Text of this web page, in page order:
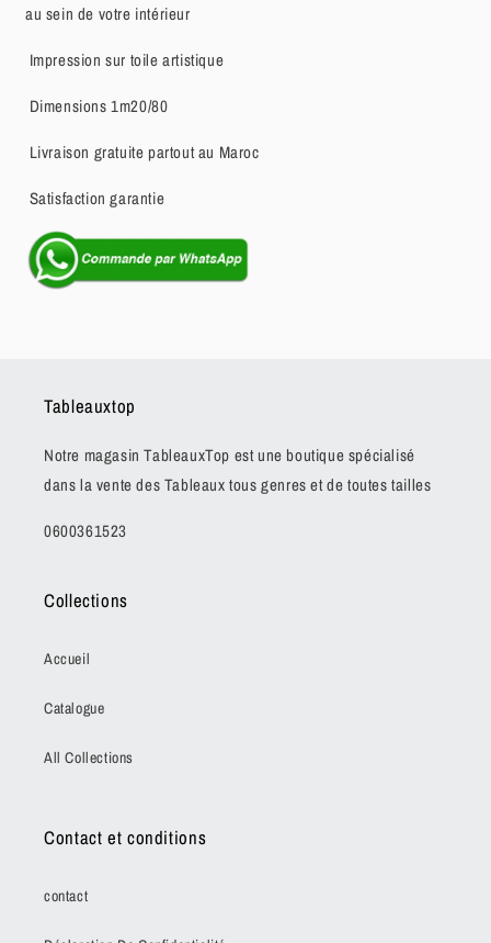
au sein de votre intérieur
Impression sur toile artistique
Dimensions 1m20/80
Livraison gratuite partout au Maroc
Satisfaction garantie
Tableauxtop
Notre magasin TableauxTop est une boutique spécialisé
dans la vente des Tableaux tous genres et de toutes tailles
0600361523
Collections
Accueil
Catalogue
All Collections
Contact et conditions
contact